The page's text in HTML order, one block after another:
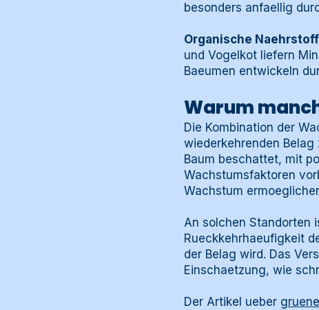
besonders anfaellig
Organische
und Vogelkot liefern
Baeumen entwickeln
Warum
Die Kombination der
wiederkehrenden
Baum beschattet, mit
Wachstumsfaktoren
Wachstum
An solchen Standorten
Rueckkehrhaeufigkeit
der Belag wird. Das
Einschaetzung, wie
Der Artikel ueber